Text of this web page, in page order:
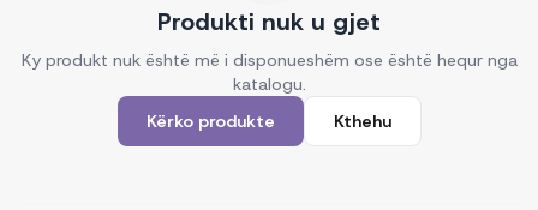
Produkti nuk u gjet
Ky produkt nuk është më i disponueshëm ose është hequr nga
katalogu.
Kërko produkte
Kthehu